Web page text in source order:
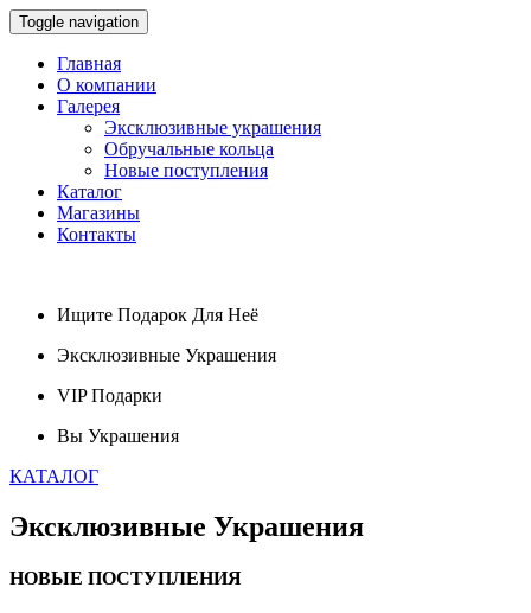
Toggle navigation
Главная
О компании
Галерея
Эксклюзивные украшения
Обручальные кольца
Новые поступления
Каталог
Магазины
Контакты
Ищите Подарок Для Неё
Эксклюзивные Украшения
VIPПодарки
Вы Украшения
КАТАЛОГ
Эксклюзивные Украшения
НОВЫЕ ПОСТУПЛЕНИЯ